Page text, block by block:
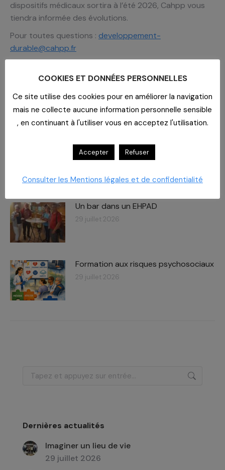
dispositifs médicaux sortira à l’été 2026, Cahpp vous
tiendra informée des évolutions.
Pour toutes questions : developpement-
durable@cahpp.fr
médicaments
RELATED POSTS
Imaginer un lieu de vie
29 juillet 2026
Un bar dans un EHPAD
29 juillet 2026
Formation aux risques psychosociaux
29 juillet 2026
Recherche
Dernières actualités
Imaginer un lieu de vie
29 juillet 2026
COOKIES ET DONNÉES PERSONNELLES
Ce site utilise des cookies pour en améliorer la navigation
mais ne collecte aucune information personnelle sensible
, en continuant à l'utiliser vous en acceptez l'utilisation.
Accepter Refuser
Consulter les Mentions légales et de confidentialité